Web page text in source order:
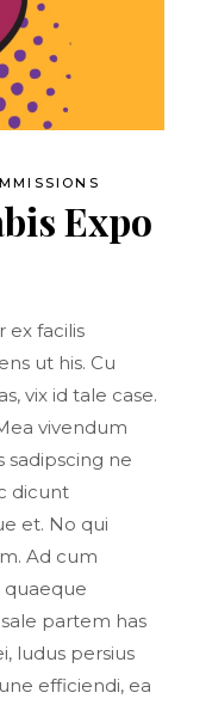
Expo
ex facilis
ut his. Cu
vix id tale case.
vivendum
ne
dicunt
et. No qui
Ad cum
partem has
ludus persius
efficiendi, ea